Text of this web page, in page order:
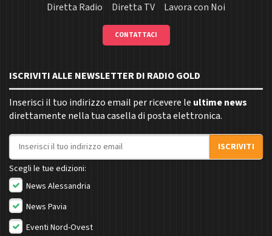
Diretta Radio
Diretta TV Lavora con Noi
CONTATTACI
ISCRIVITI ALLE NEWSLETTER DI RADIO GOLD
Inserisci il tuo indirizzo email per ricevere le ultime news
direttamente nella tua casella di posta elettronica.
Indirizzo email
ISCRIVITI
Scegli le tue edizioni:
News Alessandria
News Pavia
Eventi Nord-Ovest